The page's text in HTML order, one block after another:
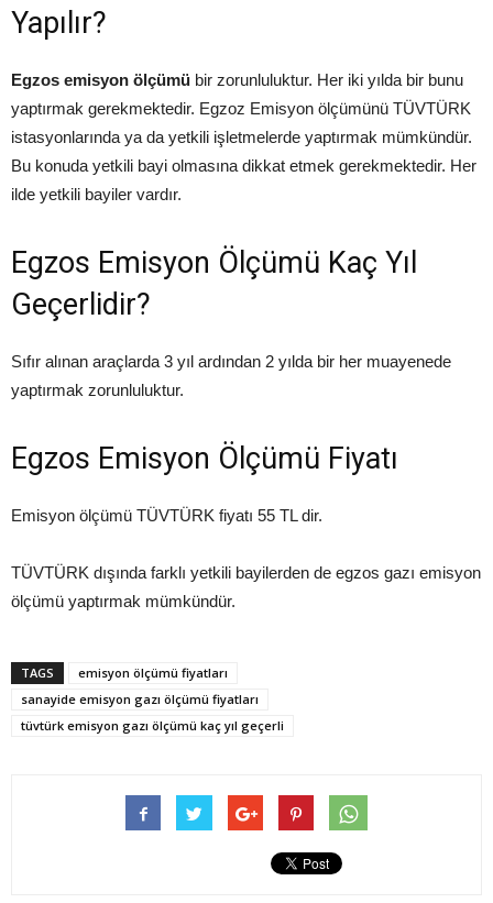
Yapılır?
Egzos emisyon ölçümü bir zorunluluktur. Her iki yılda bir bunu
yaptırmak gerekmektedir. Egzoz Emisyon ölçümünü TÜVTÜRK
istasyonlarında ya da yetkili işletmelerde yaptırmak mümkündür.
Bu konuda yetkili bayi olmasına dikkat etmek gerekmektedir. Her
ilde yetkili bayiler vardır.
Egzos Emisyon Ölçümü Kaç Yıl
Geçerlidir?
Sıfır alınan araçlarda 3 yıl ardından 2 yılda bir her muayenede
yaptırmak zorunluluktur.
Egzos Emisyon Ölçümü Fiyatı
Emisyon ölçümü TÜVTÜRK fiyatı 55 TL dir.
TÜVTÜRK dışında farklı yetkili bayilerden de egzos gazı emisyon
ölçümü yaptırmak mümkündür.
TAGS
emisyon ölçümü fiyatları
sanayide emisyon gazı ölçümü fiyatları
tüvtürk emisyon gazı ölçümü kaç yıl geçerli